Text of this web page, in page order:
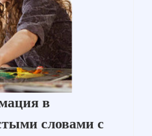
в
словами с